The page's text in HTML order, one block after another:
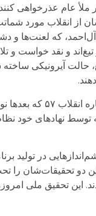
از هر چیز از آنچه کرده‌اند در ملأ
روشن‌فکران دهۀ ۴۰ و ۵۰ش به سبب
که لعنت‌ها و
حالت آیرونیکی
در این متنْ نگارنده، متون روشنفکران
در تولید
دو تحقیقات‌شان را
دادند. این تحقیق